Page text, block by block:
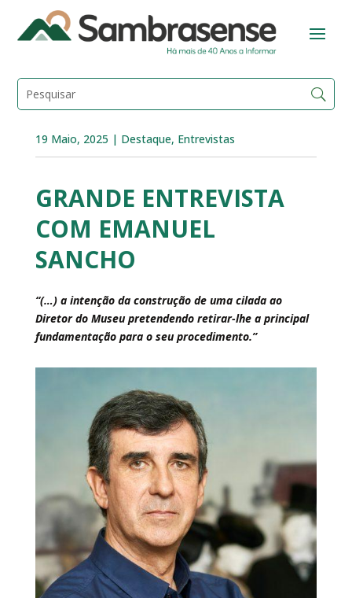
19 Maio, 2025 | Destaque, Entrevistas
GRANDE ENTREVISTA
COM EMANUEL
SANCHO
“(…) a intenção da construção de uma cilada ao
Diretor do Museu pretendendo retirar-lhe a principal
fundamentação para o seu procedimento.”